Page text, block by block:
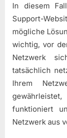
In diesem
Support-
mögliche
wichtig, vor
Netzwerk
tatsächlich
Ihrem
funktioniert
Netzwerk aus